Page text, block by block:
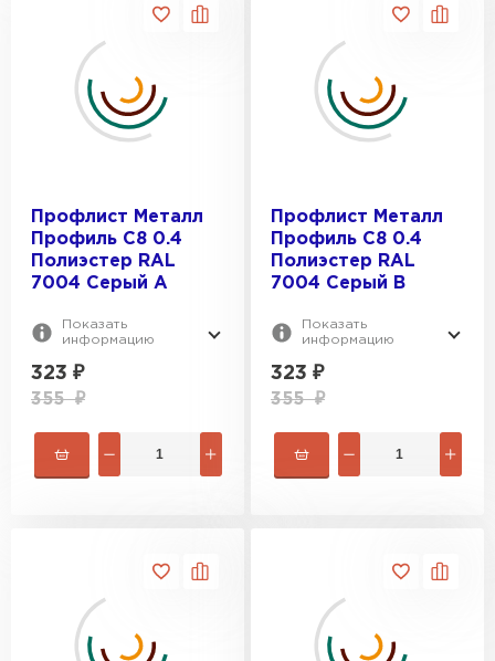
Профлист Металл
Профиль C8 0.4
Полиэстер RAL
7004 Серый A
Показать
информацию
323 ₽
355₽
Профлист Металл
Профиль C8 0.4
Полиэстер RAL
7004 Серый B
Показать
информацию
323 ₽
355₽